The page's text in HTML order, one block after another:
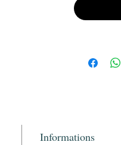
Offrez à vos
durable
Informations